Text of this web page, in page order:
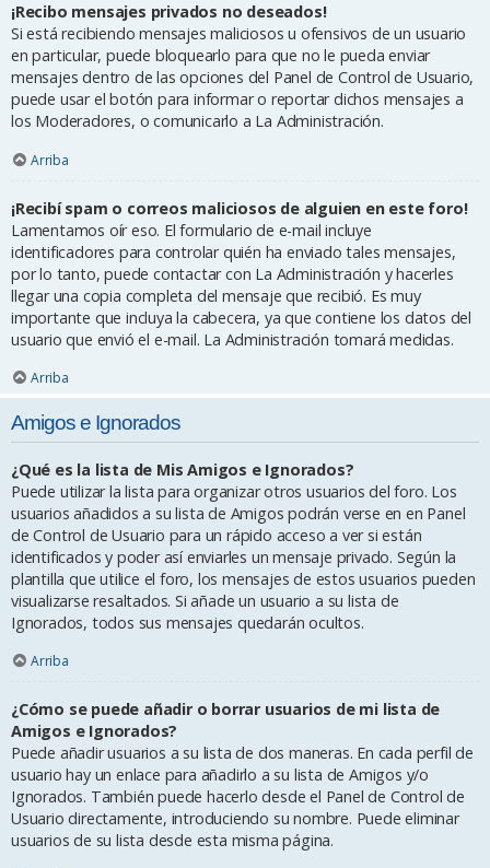
¡Recibo mensajes privados no deseados!
Si está recibiendo mensajes maliciosos u ofensivos de un usuario
en particular, puede bloquearlo para que no le pueda enviar
mensajes dentro de las opciones del Panel de Control de Usuario,
puede usar el botón para informar o reportar dichos mensajes a
los Moderadores, o comunicarlo a La Administración.
Arriba
¡Recibí spam o correos maliciosos de alguien en este foro!
Lamentamos oír eso. El formulario de e-mail incluye
identificadores para controlar quién ha enviado tales mensajes,
por lo tanto, puede contactar con La Administración y hacerles
llegar una copia completa del mensaje que recibió. Es muy
importante que incluya la cabecera, ya que contiene los datos del
usuario que envió el e-mail. La Administración tomará medidas.
Arriba
Amigos e Ignorados
¿Qué es la lista de Mis Amigos e Ignorados?
Puede utilizar la lista para organizar otros usuarios del foro. Los
usuarios añadidos a su lista de Amigos podrán verse en en Panel
de Control de Usuario para un rápido acceso a ver si están
identificados y poder así enviarles un mensaje privado. Según la
plantilla que utilice el foro, los mensajes de estos usuarios pueden
visualizarse resaltados. Si añade un usuario a su lista de
Ignorados, todos sus mensajes quedarán ocultos.
Arriba
¿Cómo se puede añadir o borrar usuarios de mi lista de
Amigos e Ignorados?
Puede añadir usuarios a su lista de dos maneras. En cada perfil de
usuario hay un enlace para añadirlo a su lista de Amigos y/o
Ignorados. También puede hacerlo desde el Panel de Control de
Usuario directamente, introduciendo su nombre. Puede eliminar
usuarios de su lista desde esta misma página.